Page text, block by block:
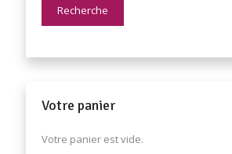
Recherche
Votre panier
Votre panier est vide.